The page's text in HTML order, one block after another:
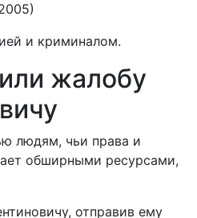
и криминалом.
жалобу
людям, чьи права и
обширными ресурсами,
отправив ему